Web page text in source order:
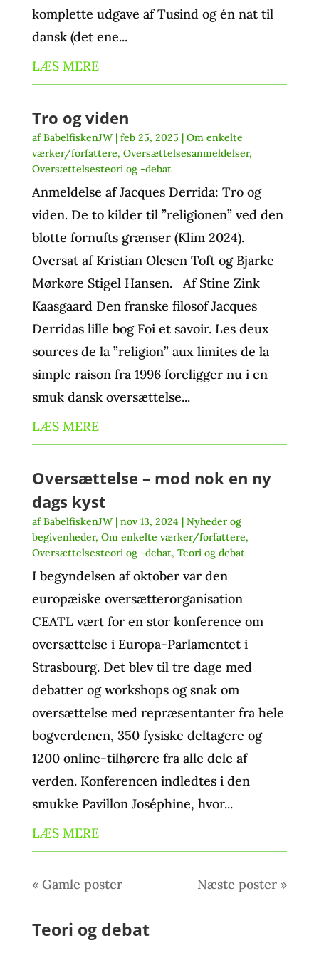
komplette udgave af Tusind og én nat til
dansk (det ene...
LÆS MERE
Tro og viden
afBabelfiskenJW| feb 25, 2025 | Om enkelte
værker/forfattere, Oversættelsesanmeldelser,
Oversættelsesteori og -debat
Anmeldelse af Jacques Derrida: Tro og
viden. De to kilder til ”religionen” ved den
blotte fornufts grænser (Klim 2024).
Oversat af Kristian Olesen Toft og Bjarke
Mørkøre Stigel Hansen. Af Stine Zink
Kaasgaard Den franske filosof Jacques
Derridas lille bog Foi et savoir. Les deux
sources de la ”religion” aux limites de la
simple raison fra 1996 foreligger nu i en
smuk dansk oversættelse...
LÆS MERE
Oversættelse – mod nok en ny
dags kyst
afBabelfiskenJW| nov 13, 2024 | Nyheder og
begivenheder, Om enkelte værker/forfattere,
Oversættelsesteori og -debat, Teori og debat
I begyndelsen af oktober var den
europæiske oversætterorganisation
CEATL vært for en stor konference om
oversættelse i Europa-Parlamentet i
Strasbourg. Det blev til tre dage med
debatter og workshops og snak om
oversættelse med repræsentanter fra hele
bogverdenen, 350 fysiske deltagere og
1200 online-tilhørere fra alle dele af
verden. Konferencen indledtes i den
smukke Pavillon Joséphine, hvor...
LÆS MERE
« Gamle poster Næste poster »
Teori og debat